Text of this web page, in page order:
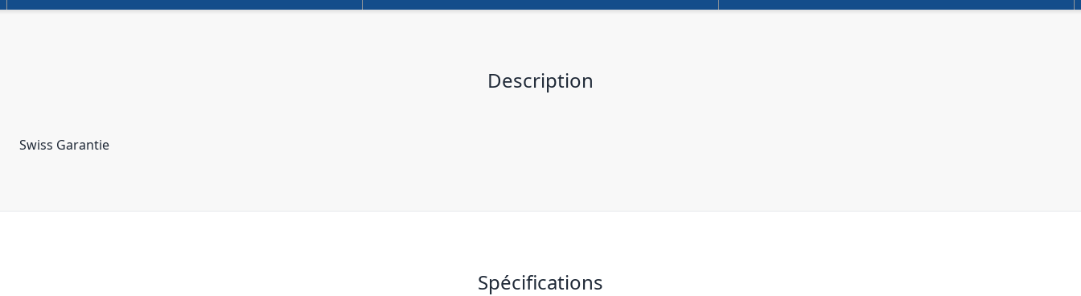
Description
Swiss Garantie
Spécifications